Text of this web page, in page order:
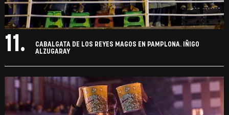
11.
CABALGATA DE LOS REYES MAGOS EN PAMPLONA. IÑIGO
ALZUGARAY